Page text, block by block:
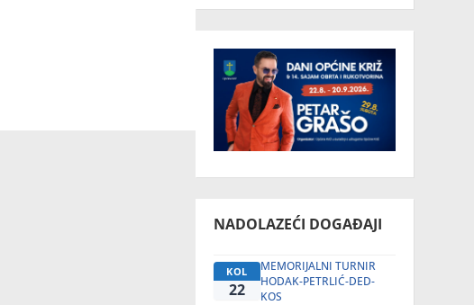
NADOLAZEĆI DOGAĐAJI
KOL
22
MEMORIJALNI TURNIR
HODAK-PETRLIĆ-DED-
KOS